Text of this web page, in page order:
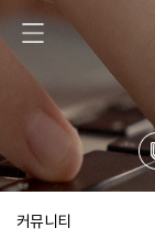
커뮤니티